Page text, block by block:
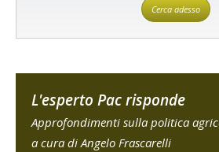
Cerca adesso
L'esperto Pac risponde
Approfondimenti sulla politica
a cura di Angelo Frascarelli